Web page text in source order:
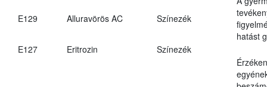
E129 Alluravörös AC Színezék
hatást
E127
Eritrozin Színezék